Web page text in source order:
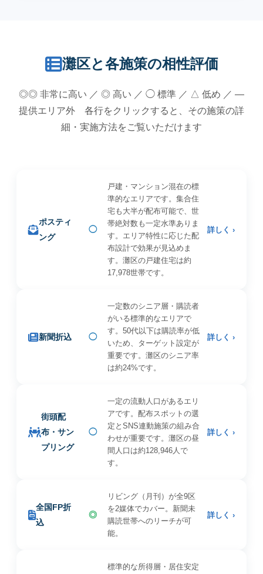
灘区と各施策の相性評価
◎◎ 非常に高い ／ ◎ 高い ／ ◯ 標準 ／ △ 低め ／ —
提供エリア外 各行をクリックすると、その施策の詳
細・実施方法をご覧いただけます
ポスティ
ング
◯
戸建・マンション混在の標
準的なエリアです。集合住
宅も大半が配布可能で、世
帯絶対数も一定水準ありま
す。エリア特性に応じた配
布設計で効果が見込めま
す。灘区の戸建住宅は約
17,978世帯です。
詳しく ›
新聞折込 ◯
一定数のシニア層・購読者
がいる標準的なエリアで
す。50代以下は購読率が低
いため、ターゲット設定が
重要です。灘区のシニア率
は約24%です。
詳しく ›
街頭配
布・サン
プリング
◯
一定の流動人口があるエリ
アです。配布スポットの選
定とSNS連動施策の組み合
わせが重要です。灘区の昼
間人口は約128,946人で
す。
詳しく ›
全国FP折
込
◎
リビング（月刊）が全9区
を2媒体でカバー。新聞未
購読世帯へのリーチが可
能。
詳しく ›
標準的な所得層・居住安定